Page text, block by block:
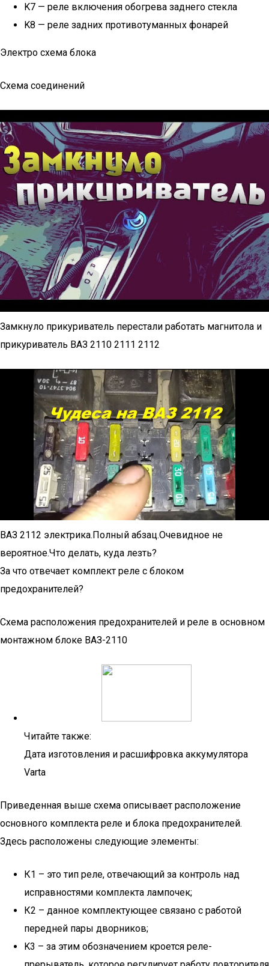
K7 — реле включения обогрева заднего стекла
K8 — реле задних противотуманных фонарей
Электро схема блока
Схема соединений
Замкнуло прикуриватель перестали работать магнитола и
прикуриватель ВАЗ 2110 2111 2112
ВАЗ 2112 электрика.Полный абзац.Очевидное не
вероятное.Что делать, куда лезть?
За что отвечает комплект реле с блоком
предохранителей?
Схема расположения предохранителей и реле в основном
монтажном блоке ВАЗ-2110
Читайте также:
Дата изготовления и расшифровка аккумулятора
Varta
Приведенная выше схема описывает расположение
основного комплекта реле и блока предохранителей.
Здесь расположены следующие элементы:
К1 – это тип реле, отвечающий за контроль над
исправностями комплекта лампочек;
К2 – данное комплектующее связано с работой
передней пары дворников;
K3 – за этим обозначением кроется реле-